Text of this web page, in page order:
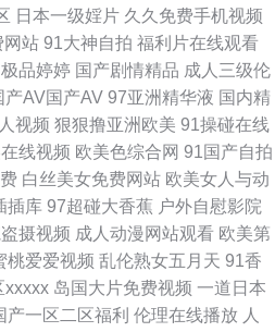
91极品尤物黑丝观看 精品老司机999 亚
视频 91社区在线观看 九九久kJ视频 91传
州AV福利 a在线观看 91啦中文 国产玖玖
看 偷拍99热 99人与兽 男女AV 91极品自
日日福利超碰 91苏州视频在线观看 欧美
悠悠网址 91社中文字幕 狠狠搞综合网 51
日本一级婬片 久久免费手机视频
网站 91大神自拍 福利片在线观看
品婷婷 国产剧情精品 成人三级伦
产AV国产AV 97亚洲精华液 国内精
视频 狠狠撸亚洲欧美 91操碰在线
线视频 欧美色综合网 91国产自拍
白丝美女免费网站 欧美女人与动
插库 97超碰大香蕉 户外自慰影院
摄视频 成人动漫网站观看 欧美第
桃爱爱视频 乱伦熟女五月天 91香
xxxxx 岛国大片免费视频 一道日本
产一区二区福利 伦理在线播放 人